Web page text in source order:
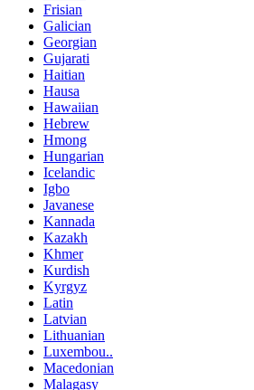
Frisian
Galician
Georgian
Gujarati
Haitian
Hausa
Hawaiian
Hebrew
Hmong
Hungarian
Icelandic
Igbo
Javanese
Kannada
Kazakh
Khmer
Kurdish
Kyrgyz
Latin
Latvian
Lithuanian
Luxembou..
Macedonian
Malagasy